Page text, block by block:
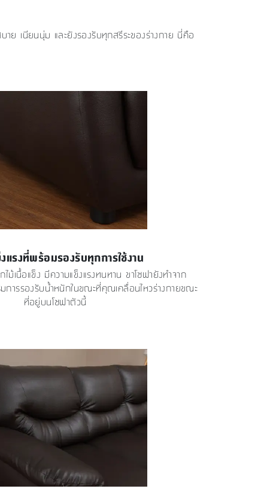
ย เนียนนุ่ม และยังรองรับทุกสรีระของร่างกาย นี่คือ
แรงที่พร้อมรองรับทุกการใช้งาน
ไม้เนื้อแข็ง มีความแข็งแรงทนทาน ขาโซฟายังทำจาก
การรองรับน้ำหนักในขณะที่คุณเคลื่อนไหวร่างกายขณะ
ที่อยู่บนโซฟาตัวนี้